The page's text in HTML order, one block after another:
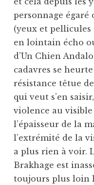
personnage égaré
(yeux et pellicules
en lointain écho
d’Un Chien
cadavres se
résistance têtue
qui veut s’en
violence au
l’épaisseur de la
l’extrémité de la
a plus rien à voir.
Brakhage est
toujours plus loin